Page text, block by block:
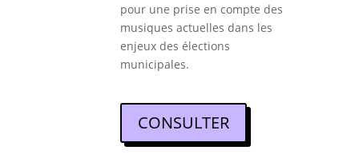
pour une prise en compte des
musiques actuelles dans les
enjeux des élections
municipales.
CONSULTER